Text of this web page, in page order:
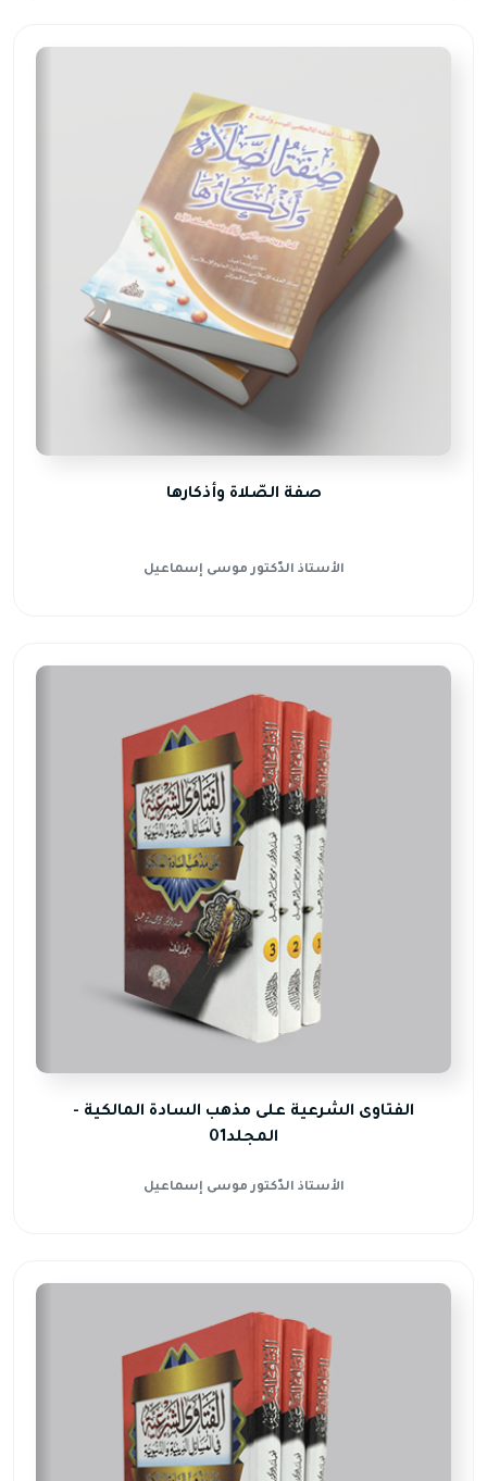
صفة الصّلاة وأذكارها
الأستاذ الدّكتور موسى إسماعيل
الفتاوى الشرعية على مذهب السادة المالكية -
المجلد01
الأستاذ الدّكتور موسى إسماعيل